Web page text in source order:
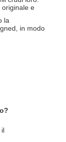
originale e
la
in modo
il